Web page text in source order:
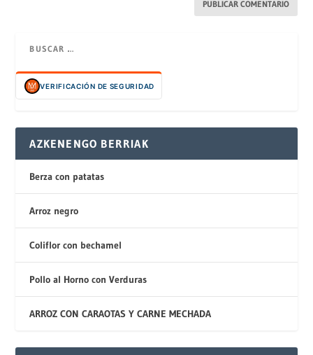
VERIFICACIÓN DE SEGURIDAD
AZKENENGO BERRIAK
Berza con patatas
Arroz negro
Coliflor con bechamel
Pollo al Horno con Verduras
ARROZ CON CARAOTAS Y CARNE MECHADA